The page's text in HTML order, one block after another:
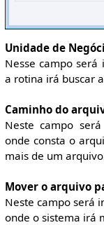
Unidade de
Nesse campo
a rotina irá buscar
Caminho do
Neste campo
onde consta o
mais de um
Mover o arquivo
Neste campo será
onde o sistema irá